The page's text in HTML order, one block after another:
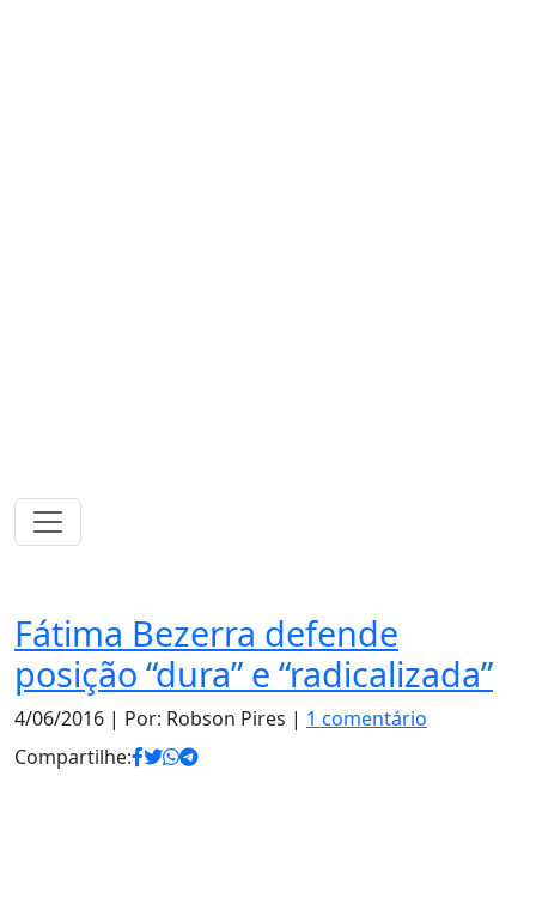
Fátima Bezerra defende
posição “dura” e “radicalizada”
4/06/2016 | Por: Robson Pires | 1 comentário
Compartilhe: